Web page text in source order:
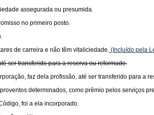
assegurada ou presumida.
no primeiro posto.
de carreira e não têm vitaliciedade. (Incluído pela
ser transferido para a reserva ou reformado.
faz dela profissão, até ser transferido para a
determinados, como prêmio pelos serviços
foi a ela incorporado.